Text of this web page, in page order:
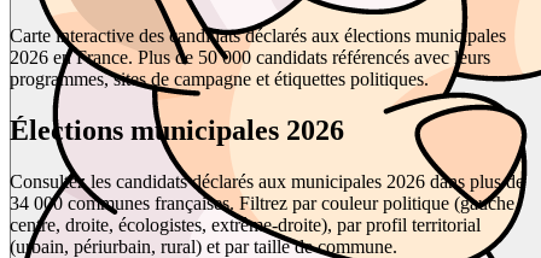
Carte interactive des candidats déclarés aux élections municipales
2026 en France. Plus de 50 000 candidats référencés avec leurs
programmes, sites de campagne et étiquettes politiques.
Élections municipales 2026
Consultez les candidats déclarés aux municipales 2026 dans plus de
34 000 communes françaises. Filtrez par couleur politique (gauche,
centre, droite, écologistes, extrême-droite), par profil territorial
(urbain, périurbain, rural) et par taille de commune.